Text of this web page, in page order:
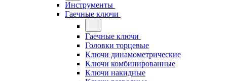
Инструменты
Гаечные ключи
Гаечные ключи
Головки торцевые
Ключи динамометрические
Ключи комбинированные
Ключи накидные